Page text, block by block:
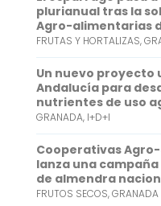
o
k
e
r
lt
s
A
p
p
n
k
e
d
I
n
plurianual tras la
Agro-alimentarias
FRUTAS Y HORTALIZAS,
Un nuevo proyecto
Andalucía para
nutrientes de uso
GRANADA, I+D+I
Cooperativas
lanza una
de almendra
FRUTOS SECOS,GRANADA